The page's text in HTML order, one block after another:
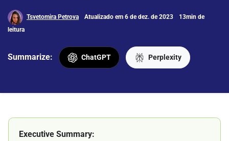
Tsvetomira Petrova Atualizado em 6 de dez. de 2023
13min de
leitura
Summarize: ChatGPT Perplexity
Executive Summary: